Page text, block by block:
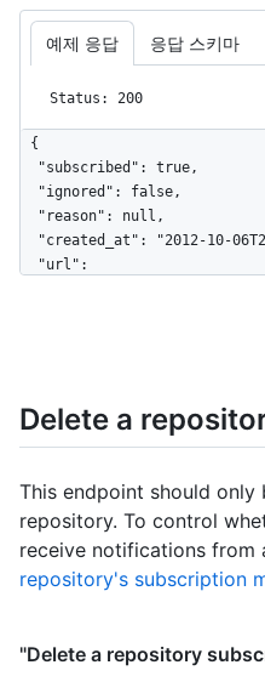
예제 응답 응답 스키마
Status: 200
{
Delete a
This endpoint should
repository. To control
receive notifications from
repository's subscription
"Delete a repository